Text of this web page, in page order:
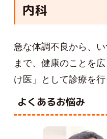
内科
急な体調不良から、
まで、健康のことを
け医」として診療を行
よくあるお悩み